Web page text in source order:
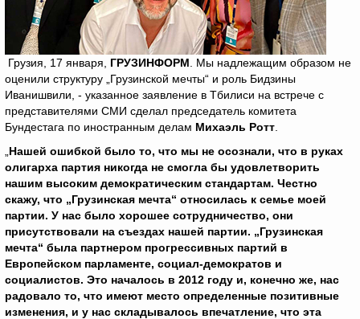
Грузия, 17 января, ГРУЗИНФОРМ . Мы надлежащим образом не
оценили структуру „Грузинской мечты“ и роль Бидзины
Иванишвили, - указанное заявление в Тбилиси на встрече с
представителями СМИ сделал председатель комитета
Бундестага по иностранным делам Михаэль Ротт
Нашей ошибкой было то, что мы не осознали, что в руках
олигарха партия никогда не смогла бы удовлетворить
нашим высоким демократическим стандартам. Честно
скажу, что „Грузинская мечта“ относилась к семье моей
партии. У нас было хорошее сотрудничество, они
присутствовали на съездах нашей партии. „Грузинская
мечта“ была партнером прогрессивных партий в
Европейском парламенте, социал-демократов и
социалистов. Это началось в 2012 году и, конечно же, нас
радовало то, что имеют место определенные позитивные
изменения, и у нас складывалось впечатление, что эта